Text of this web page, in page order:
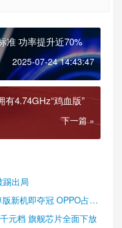
准 功率提升近70%
2025-07-24 14:43:47
4.74GHz“鸡血版”
下一篇 »
踢出局
新机即夺冠 OPPO占据
元档 旗舰芯片全面下放